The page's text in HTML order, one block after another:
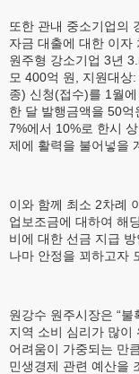
또한 관내 중소기업의
자금 대출에 대한 이
원주형 강소기업 3년
모 400억 원, 지원대상
종) 신청(접수)를 1월
한 달 발행금액을 50
7%에서 10%로 한시
제에 활력을 불어넣을
이와 함께 최소 2차례
업보조금에 대하여 해
비에 대한 선금 지급
나마 안정을 꾀하고자
원강수 원주시장은 “
지역 소비 심리가 많이
어려움이 가중되는 만
민생경제 관련 예산을